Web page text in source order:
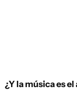
¿Y la música es